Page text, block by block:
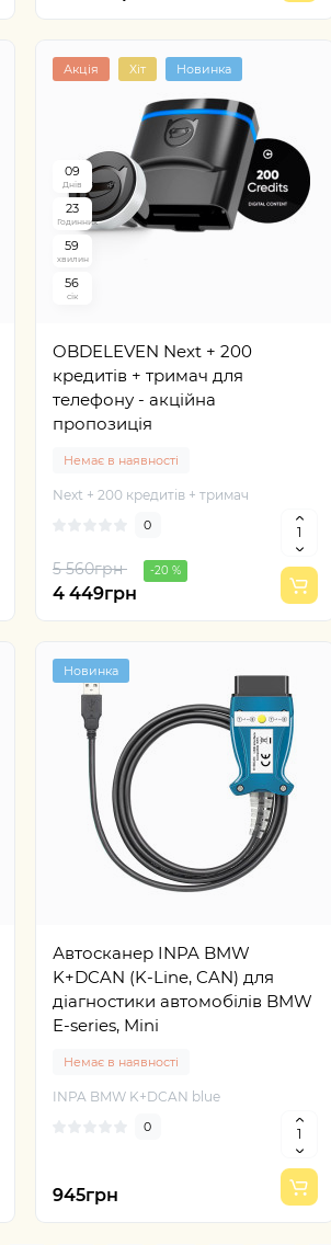
Акція Хіт Новинка
09
Днів
23
Годинник
59
хвилин
55
сік
OBDELEVEN Next + 200
кредитів + тримач для
телефону - акційна
пропозиція
Немає в наявності
Next + 200 кредитів + тримач
0
5 560грн -20 %
4 449грн
Новинка
Автосканер INPA BMW
K+DCAN (K-Line, CAN) для
діагностики автомобілів BMW
E-series, Mini
Немає в наявності
INPA BMW K+DCAN blue
0
945грн